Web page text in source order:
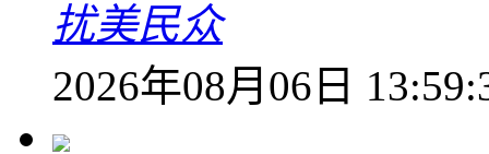
扰美民众
2026年08月06日